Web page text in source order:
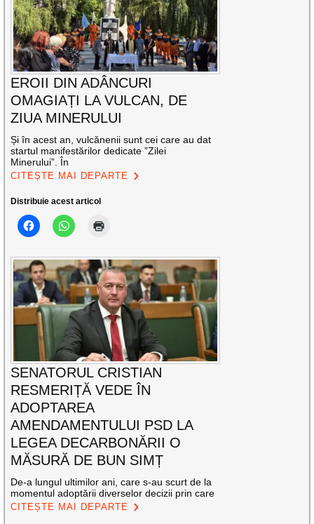
EROII DIN ADÂNCURI
OMAGIAȚI LA VULCAN, DE
ZIUA MINERULUI
Și în acest an, vulcănenii sunt cei care au dat
startul manifestărilor dedicate ”Zilei
Minerului”. În
CITEȘTE MAI DEPARTE
Distribuie acest articol
SENATORUL CRISTIAN
RESMERIȚĂ VEDE ÎN
ADOPTAREA
AMENDAMENTULUI PSD LA
LEGEA DECARBONĂRII O
MĂSURĂ DE BUN SIMȚ
De-a lungul ultimilor ani, care s-au scurt de la
momentul adoptării diverselor decizii prin care
CITEȘTE MAI DEPARTE